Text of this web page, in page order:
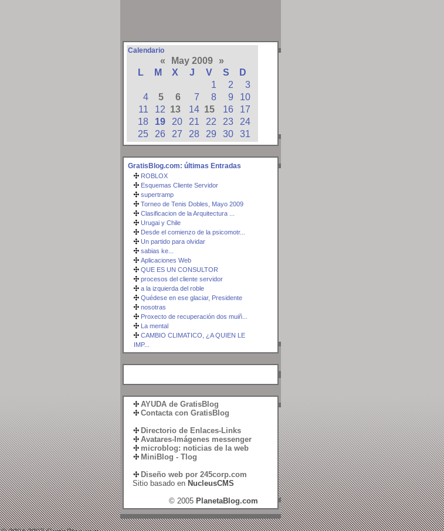
Calendario
« May 2009
»
L
M X J V S
D
1
2
3
4
5 6 7 8 9
10
11
12 13 14 15 16
17
18
19 20 21 22 23
24
25
26 27 28 29 30 31
GratisBlog.com: últimas Entradas
ROBLOX
Esquemas Cliente Servidor
supertramp
Torneo de Tenis Dobles, Mayo 2009
Clasificacion de la Arquitectura ...
Urugai y Chile
Desde el comienzo de la psicomotr...
Un partido para olvidar
sabias ke...
Aplicaciones Web
QUE ES UN CONSULTOR
procesos del cliente servidor
a la izquierda del roble
Quédese en ese glaciar, Presidente
nosotras
Proxecto de recuperación dos muiñ...
La mental
CAMBIO CLIMATICO, ¿A QUIEN LE
IMP...
AYUDA de GratisBlog
Contacta con GratisBlog
Directorio de Enlaces-Links
Avatares-Imágenes messenger
microblog: noticias de la web
MiniBlog - Tlog
Diseño web por 245corp.com
Sitio basado en NucleusCMS
© 2005 PlanetaBlog.com